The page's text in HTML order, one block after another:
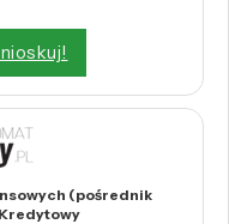
(pośrednik